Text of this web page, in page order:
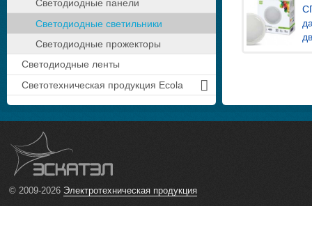
Светодиодные панели
Светодиодные светильники
Светодиодные прожекторы
Светодиодные ленты
Светотехническая продукция Ecola
© 2009-2026 Электротехническая продукция